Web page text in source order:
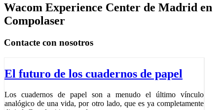
Wacom Experience Center de Madrid en
Compolaser
Contacte con nosotros
El futuro de los cuadernos de papel
Los cuadernos de papel son a menudo el último vínculo
analógico de una vida, por otro lado, que es ya completamente